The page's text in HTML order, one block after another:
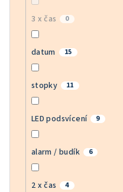
3 x čas 0
datum 15
stopky 11
LED podsvícení 9
alarm / budík 6
2 x čas 4